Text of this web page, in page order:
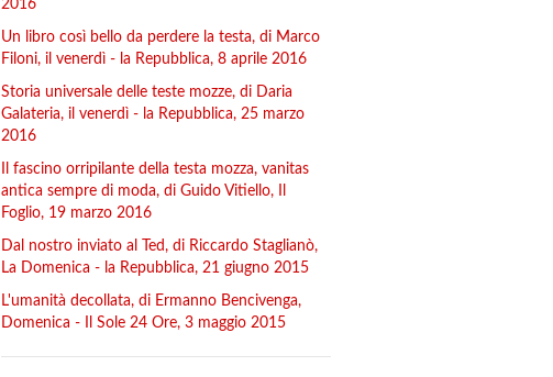
2016
Un libro così bello da perdere la testa, di Marco
Filoni, il venerdì - la Repubblica, 8 aprile 2016
Storia universale delle teste mozze, di Daria
Galateria, il venerdì - la Repubblica, 25 marzo
2016
Il fascino orripilante della testa mozza, vanitas
antica sempre di moda, di Guido Vitiello, Il
Foglio, 19 marzo 2016
Dal nostro inviato al Ted, di Riccardo Staglianò,
La Domenica - la Repubblica, 21 giugno 2015
L'umanità decollata, di Ermanno Bencivenga,
Domenica - Il Sole 24 Ore, 3 maggio 2015